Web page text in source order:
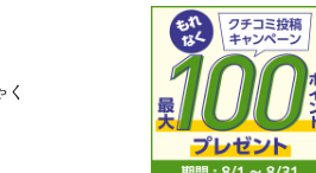
アレルゲン情報は、商品企画時
特定原材料に準ずるものは、お取